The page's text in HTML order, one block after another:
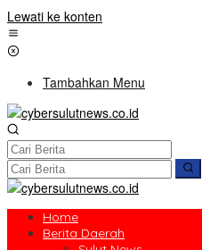
Lewati ke konten
Tambahkan Menu
Home
Berita Daerah